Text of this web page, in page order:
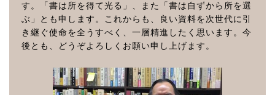
す。「書は所を得て光る」、また「書は自ずから所を選
ぶ」とも申します。これからも、良い資料を次世代に引
き継ぐ使命を全うすべく、一層精進したく思います。今
後とも、どうぞよろしくお願い申し上げます。